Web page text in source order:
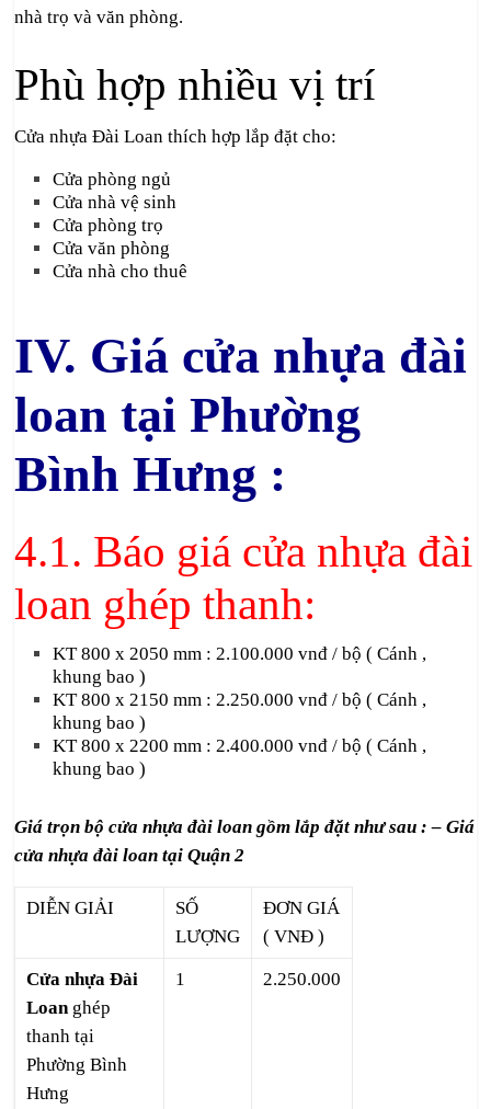
nhà trọ và văn phòng.
Phù hợp nhiều vị trí
Cửa nhựa Đài Loan thích hợp lắp đặt cho:
Cửa phòng ngủ
Cửa nhà vệ sinh
Cửa phòng trọ
Cửa văn phòng
Cửa nhà cho thuê
IV. Giá cửa nhựa đài
loan tại Phường
Bình Hưng :
4.1. Báo giá cửa nhựa đài
loan ghép thanh:
KT 800 x 2050 mm : 2.100.000 vnđ / bộ ( Cánh ,
khung bao )
KT 800 x 2150 mm : 2.250.000 vnđ / bộ ( Cánh ,
khung bao )
KT 800 x 2200 mm : 2.400.000 vnđ / bộ ( Cánh ,
khung bao )
Giá trọn bộcửa nhựa đài loan gồm lắp đặt như sau : – Giá
cửa nhựa đài loan tại Quận 2
DIỄN GIẢI
SỐ
LƯỢNG
ĐƠN GIÁ
( VNĐ )
Cửa nhựa Đài
Loanghép
thanh tại
Phường Bình
Hưng
1 2.250.000